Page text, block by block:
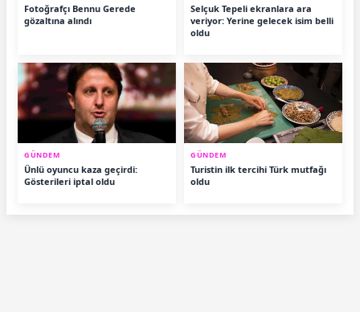
Fotoğrafçı Bennu Gerede
gözaltına alındı
Selçuk Tepeli ekranlara ara
veriyor: Yerine gelecek isim belli
oldu
GÜNDEM
Ünlü oyuncu kaza geçirdi:
Gösterileri iptal oldu
GÜNDEM
Turistin ilk tercihi Türk mutfağı
oldu